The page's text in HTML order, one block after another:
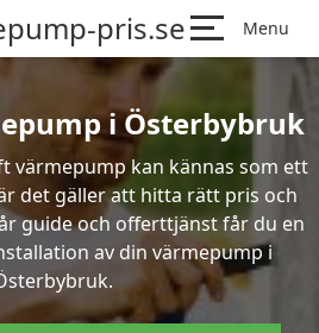
pris.se Menu
i Österbybruk
värmepump kan kännas som ett
det gäller att hitta rätt pris och
guide och offerttjänst får du en
av din värmepump i